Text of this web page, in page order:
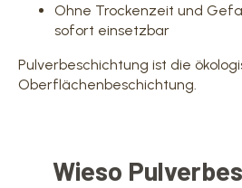
Ohne Trockenzeit und
sofort einsetzbar
Pulverbeschichtung ist die
Oberflächenbeschichtung.
Wieso